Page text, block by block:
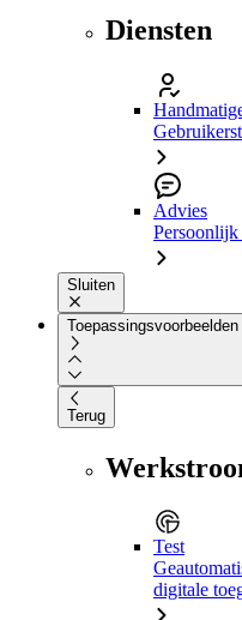
Diensten
Advies
Persoonlijk
Sluiten
Toepassingsvoorbeelden
Terug
Test
digitale